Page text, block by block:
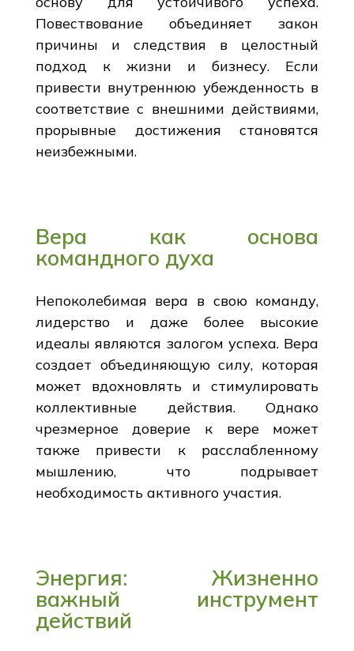
Повествование объединяет закон
причины и следствия в целостный
подход к жизни и бизнесу. Если
привести внутреннюю убежденность в
соответствие с внешними действиями,
прорывные достижения становятся
неизбежными.
Вера как основа
командного духа
Непоколебимая вера в свою команду,
лидерство и даже более высокие
идеалы являются залогом успеха. Вера
создает объединяющую силу, которая
может вдохновлять и стимулировать
коллективные действия. Однако
чрезмерное доверие к вере может
также привести к расслабленному
мышлению, что подрывает
необходимость активного участия.
Энергия: Жизненно
важный инструмент
действий